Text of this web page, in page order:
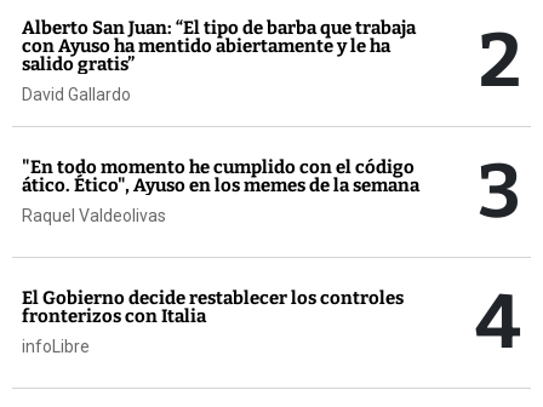
Alberto San Juan: “El tipo de barba que trabaja
con Ayuso ha mentido abiertamente y le ha
salido gratis”
David Gallardo 2
"En todo momento he cumplido con el código
ático. Ético", Ayuso en los memes de la semana
Raquel Valdeolivas 3
El Gobierno decide restablecer los controles
fronterizos con Italia
infoLibre 4